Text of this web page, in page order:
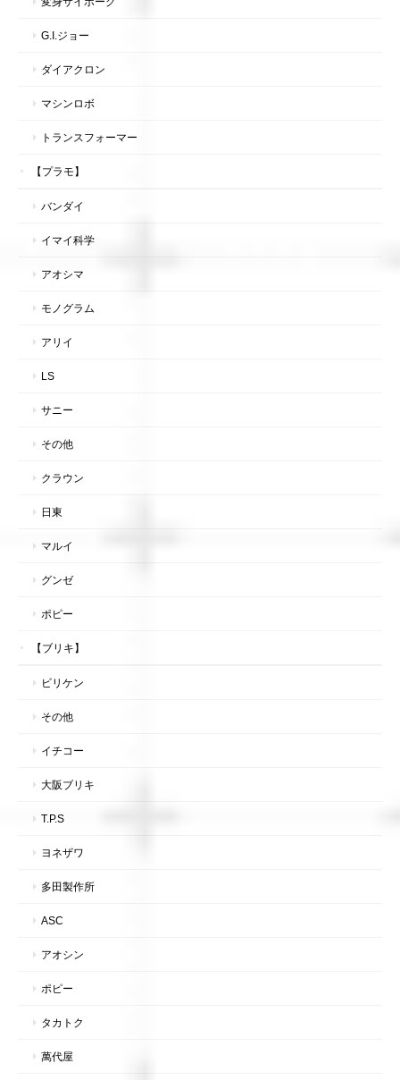
G.I.ジョー
ダイアクロン
マシンロボ
トランスフォーマー
【プラモ】
バンダイ
イマイ科学
アオシマ
モノグラム
アリイ
LS
サニー
その他
クラウン
日東
マルイ
グンゼ
ポピー
【ブリキ】
ビリケン
その他
イチコー
大阪ブリキ
T.P.S
ヨネザワ
多田製作所
ASC
アオシン
ポピー
タカトク
萬代屋